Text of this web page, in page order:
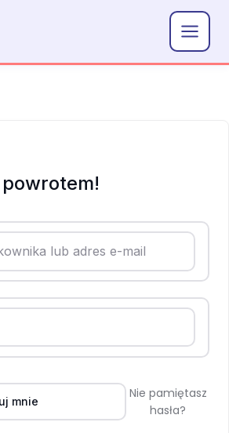
mnie
Nie pamiętasz
hasła?